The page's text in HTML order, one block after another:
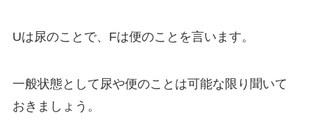
Uは尿のことで、Fは便のことを言います。
一般状態として尿や便のことは可能な限り聞いて
おきましょう。